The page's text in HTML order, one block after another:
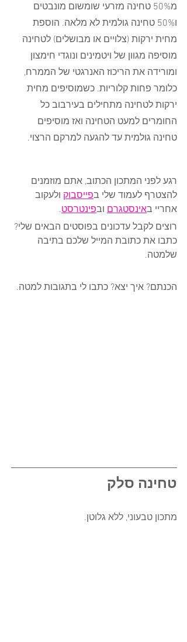
מ50% טחינה מזרעי שומשום מונבטים
ו50% טחינה גולמית לא מלאה. הוספת
מחית ירקות (צלויים או מבושלים) לטחינה
מוסיפה מגוון של ויטמינים ונוגדי חימצון
ומורידה את הריכוז האנרגטי של הממרח,
כלומר פחות קלוריות. כשמוסיפים מחית
ירקות לטחינה מתחילים בעירבוב כל
החומרים למעט הטחינה ואז מוסיפים
טחינה גולמית עד להגעה למרקם הרצוי.
רגע לפני המתכון הכתוב, אתם מוזמנים
להצטרף לעמוד שלי בפייסבוק ולעקוב
אחריי באינסטגרם ובפינטרסט.
רוצים לקבל עדכונים בפוסטים הבאים שלי?
כתבו את כתובת המייל שלכם בתיבה
שלמטה.
הכנתם? איך יצא? כתבו לי בתגובות למטה.
טחינה סלק
מתכון טבעוני, ללא גלוטן.